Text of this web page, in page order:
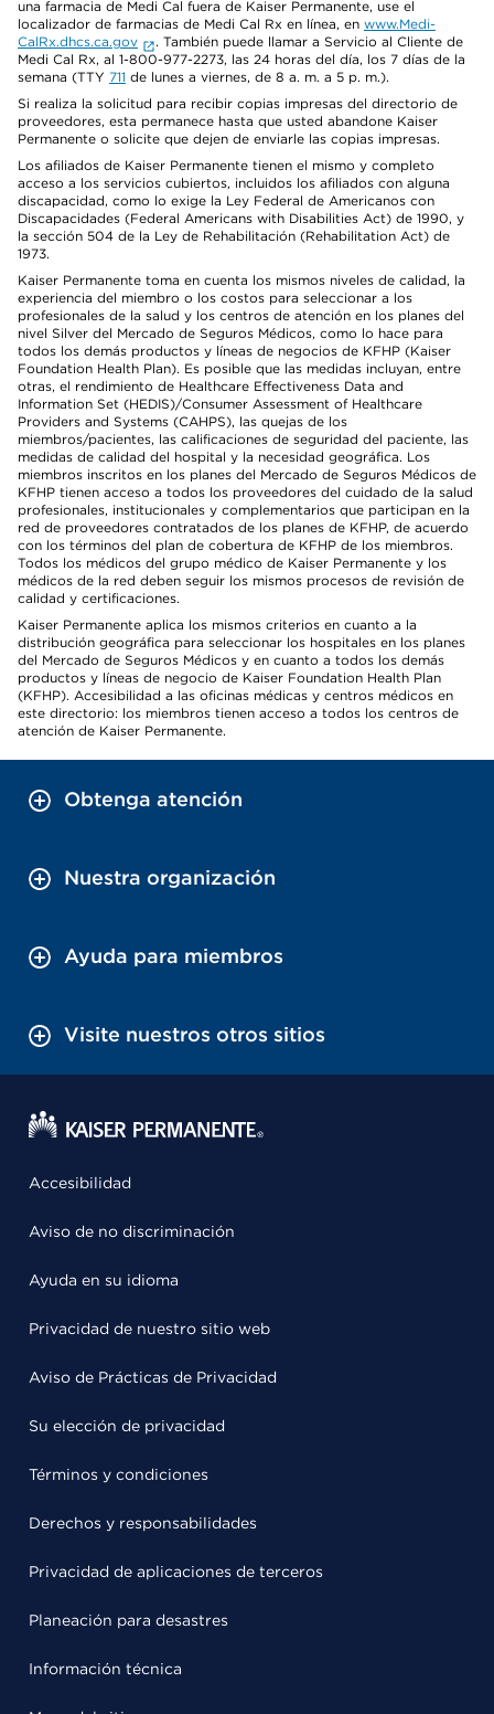
una farmacia de Medi Cal fuera de Kaiser Permanente, use el
localizador de farmacias de Medi Cal Rx en línea, en www.Medi-
CalRx.dhcs.ca.gov
. También puede llamar a Servicio al Cliente de
Medi Cal Rx, al 1-800-977-2273, las 24 horas del día, los 7 días de la
semana (TTY 711 de lunes a viernes, de 8 a. m. a 5 p. m.).
Si realiza la solicitud para recibir copias impresas del directorio de
proveedores, esta permanece hasta que usted abandone Kaiser
Permanente o solicite que dejen de enviarle las copias impresas.
Los afiliados de Kaiser Permanente tienen el mismo y completo
acceso a los servicios cubiertos, incluidos los afiliados con alguna
discapacidad, como lo exige la Ley Federal de Americanos con
Discapacidades (Federal Americans with Disabilities Act) de 1990, y
la sección 504 de la Ley de Rehabilitación (Rehabilitation Act) de
1973.
Kaiser Permanente toma en cuenta los mismos niveles de calidad, la
experiencia del miembro o los costos para seleccionar a los
profesionales de la salud y los centros de atención en los planes del
nivel Silver del Mercado de Seguros Médicos, como lo hace para
todos los demás productos y líneas de negocios de KFHP (Kaiser
Foundation Health Plan). Es posible que las medidas incluyan, entre
otras, el rendimiento de Healthcare Effectiveness Data and
Information Set (HEDIS)/Consumer Assessment of Healthcare
Providers and Systems (CAHPS), las quejas de los
miembros/pacientes, las calificaciones de seguridad del paciente, las
medidas de calidad del hospital y la necesidad geográfica. Los
miembros inscritos en los planes del Mercado de Seguros Médicos de
KFHP tienen acceso a todos los proveedores del cuidado de la salud
profesionales, institucionales y complementarios que participan en la
red de proveedores contratados de los planes de KFHP, de acuerdo
con los términos del plan de cobertura de KFHP de los miembros.
Todos los médicos del grupo médico de Kaiser Permanente y los
médicos de la red deben seguir los mismos procesos de revisión de
calidad y certificaciones.
Kaiser Permanente aplica los mismos criterios en cuanto a la
distribución geográfica para seleccionar los hospitales en los planes
del Mercado de Seguros Médicos y en cuanto a todos los demás
productos y líneas de negocio de Kaiser Foundation Health Plan
(KFHP). Accesibilidad a las oficinas médicas y centros médicos en
este directorio: los miembros tienen acceso a todos los centros de
atención de Kaiser Permanente.
Obtenga atención
Nuestra organización
Ayuda para miembros
Visite nuestros otros sitios
Accesibilidad
Aviso de no discriminación
Ayuda en su idioma
Privacidad de nuestro sitio web
Aviso de Prácticas de Privacidad
Su elección de privacidad
Términos y condiciones
Derechos y responsabilidades
Privacidad de aplicaciones de terceros
Planeación para desastres
Información técnica